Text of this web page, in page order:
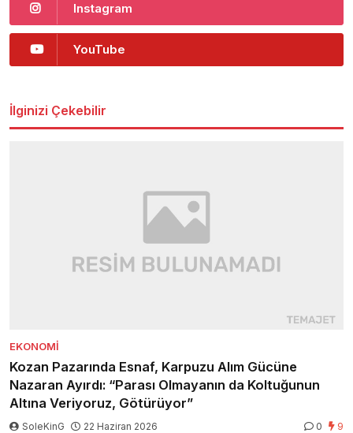
Instagram
YouTube
İlginizi Çekebilir
EKONOMI
Kozan Pazarında Esnaf, Karpuzu Alım Gücüne
Nazaran Ayırdı: “Parası Olmayanın da Koltuğunun
Altına Veriyoruz, Götürüyor”
SoleKinG 22 Haziran 2026 0 9